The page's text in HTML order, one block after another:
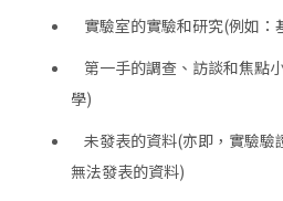
實驗室的實驗和研究(例如：
第一手的調查、訪談和焦點
學)
未發表的資料(亦即，實驗驗
無法發表的資料)